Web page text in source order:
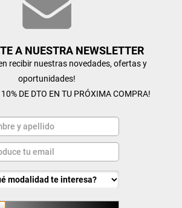
A NUESTRA NEWSLETTER
recibir nuestras novedades, ofertas y
oportunidades!
10% DE DTO EN TU PRÓXIMA COMPRA!